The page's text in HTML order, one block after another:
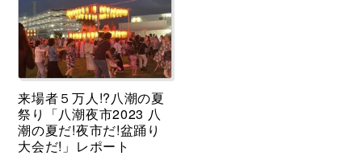
来場者５万人!?八潮の夏
祭り「八潮夜市2023 八
潮の夏だ!夜市だ!盆踊り
大会だ!」レポート